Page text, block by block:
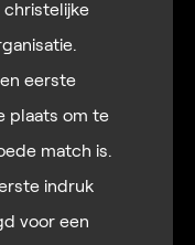
christelijke
eerste
plaats om te
match is.
indruk
voor een